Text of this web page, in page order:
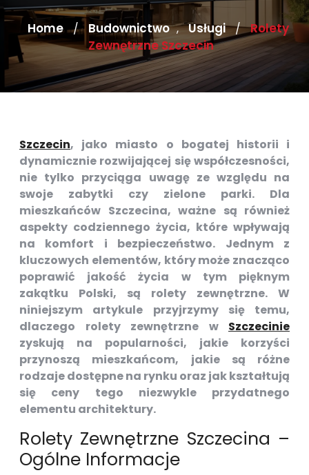
Home / Budownictwo , Usługi / Rolety
Zewnętrzne Szczecin
Szczecin, jako miasto o bogatej historii i
dynamicznie rozwijającej się współczesności,
nie tylko przyciąga uwagę ze względu na
swoje zabytki czy zielone parki. Dla
mieszkańców Szczecina, ważne są również
aspekty codziennego życia, które wpływają
na komfort i bezpieczeństwo. Jednym z
kluczowych elementów, który może znacząco
poprawić jakość życia w tym pięknym
zakątku Polski, są rolety zewnętrzne. W
niniejszym artykule przyjrzymy się temu,
dlaczego rolety zewnętrzne w Szczecinie
zyskują na popularności, jakie korzyści
przynoszą mieszkańcom, jakie są różne
rodzaje dostępne na rynku oraz jak kształtują
się ceny tego niezwykle przydatnego
elementu architektury.
Rolety Zewnętrzne Szczecina –
Ogólne Informacje